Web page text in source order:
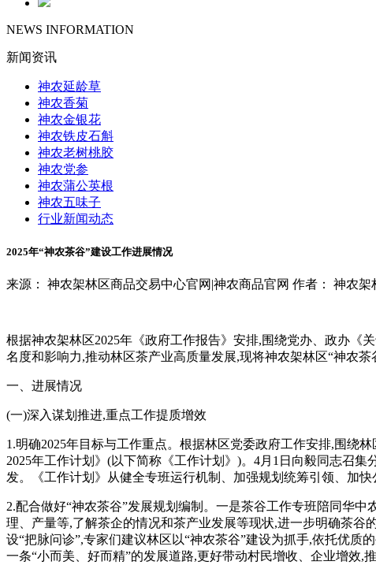
NEWS INFORMATION
新闻资讯
神农延龄草
神农香菊
神农金银花
神农铁皮石斛
神农老树桃胶
神农党参
神农蒲公英根
神农五味子
行业新闻动态
2025年“神农茶谷”建设工作进展情况
来源： 神农架林区商品交易中心官网|神农商品官网 作者： 神农架
根据神农架林区2025年《政府工作报告》安排,围绕党办、政办《
名度和影响力,推动林区茶产业高质量发展,现将神农架林区“神农茶
一、进展情况
(一)深入谋划推进,重点工作提质增效
1.明确2025年目标与工作重点。 根据林区党委政府工作安排,围绕林
2025年工作计划》 (以下简称《工作计划》)。 4月1日向毅同志召集
发。《工作计划》
从健全专班运行机制、加强规划统筹引领、加
2.配合做好“神农茶谷”发展规划 编制 。一是茶谷工作专班陪同华中
理、产量等,了解茶企的情况和茶产业发展等现状,进一步明确茶谷
设“把脉问诊”,专家们建议林区以“神农茶谷”建设为抓手,依托优
一条“小而美、好而精”的发展道路,更好带动村民增收、企业增效,